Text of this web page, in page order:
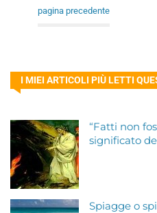
pagina precedente
I MIEI ARTICOLI PIÙ LETTI
“Fatti non
significato
Spiagge o